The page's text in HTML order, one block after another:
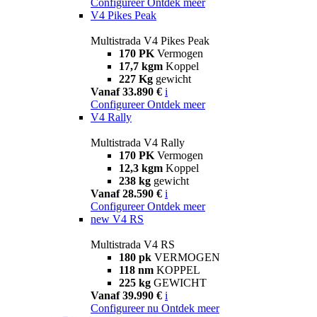
V4 Pikes Peak
Multistrada V4 Pikes Peak
170 PK Vermogen
17,7 kgm Koppel
227 Kg gewicht
Vanaf 33.890 € i
Configureer Ontdek meer
V4 Rally
Multistrada V4 Rally
170 PK Vermogen
12,3 kgm Koppel
238 kg gewicht
Vanaf 28.590 € i
Configureer Ontdek meer
new V4 RS
Multistrada V4 RS
180 pk VERMOGEN
118 nm KOPPEL
225 kg GEWICHT
Vanaf 39.990 € i
Configureer nu Ontdek meer